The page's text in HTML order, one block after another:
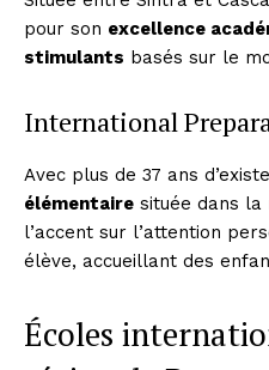
pour son excellence
stimulants basés sur le
International
Avec plus de 37 ans
élémentaire située dans la
l’accent sur l’attention
élève, accueillant des
Écoles